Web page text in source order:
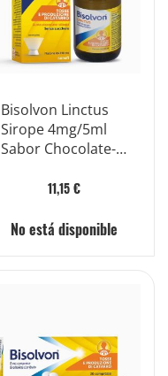
Bisolvon Linctus
Sirope 4mg/5ml
Sabor Chocolate-
11,15 €
No está disponible